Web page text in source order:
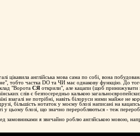
цікавила англійська мова сама по собі, вона
тобто частка DO та ЧИ має однакову функцію. До
"Ворота СЯ открили", але кацапи (щоб принижувати
слів є безпосередньо калькою
взагалі не потрібні, навіть білоруси ними майже
більшість нотаток у моєму блозі написані на
у цьому блозі, що значно переробляються - теж
замовниками я звичайно роблю англйською мовою,